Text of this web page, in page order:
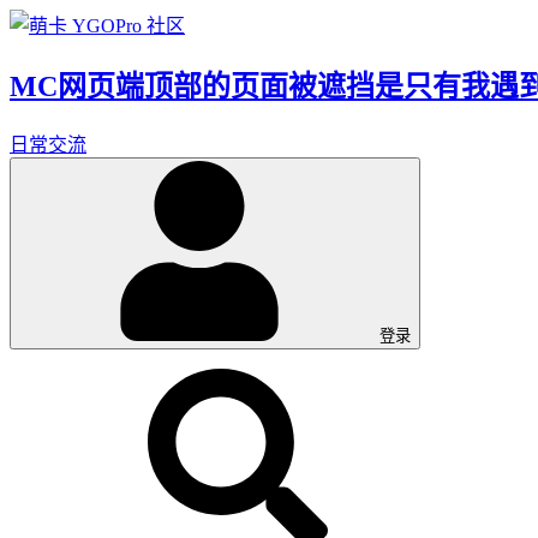
MC网页端顶部的页面被遮挡是只有我遇
日常交流
登录